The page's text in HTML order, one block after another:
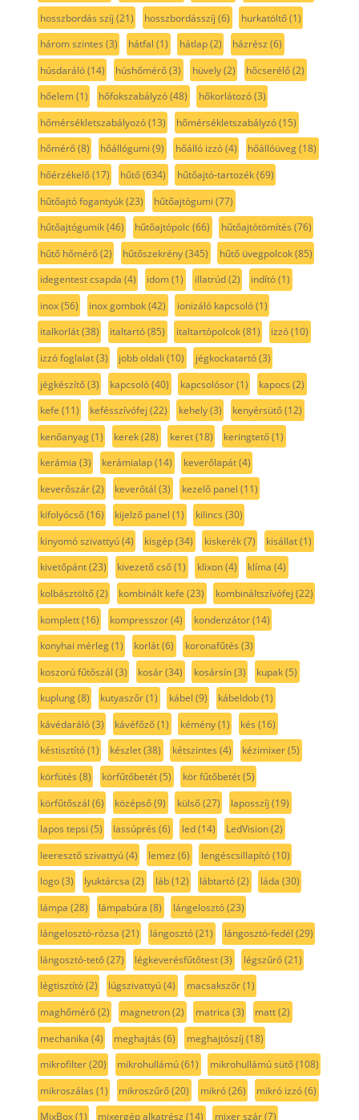
hosszbordás szíj (21) hosszbordásszíj (6) hurkatöltő(1)
három szintes (3) hátfal (1) hátlap(2) házrész (6)
húsdaráló(14) húshőmérő(3) hüvely(2) hőcserélő(2)
hőelem(1) hőfokszabályzó(48) hőkorlátozó(3)
hőmérsékletszabályozó(13) hőmérsékletszabályzó(15)
hőmérő(8) hőállógumi (9) hőálló izzó(4) hőállóüveg(18)
hőérzékelő(17) hűtő(634) hűtőajtó-tartozék(69)
hűtőajtó fogantyúk(23) hűtőajtógumi (77)
hűtőajtógumik(46) hűtőajtópolc(66) hűtőajtótömítés (76)
hűtő hőmérő(2) hűtőszekrény(345) hűtő üvegpolcok(85)
idegentest csapda (4) idom(1) illatrúd(2) indító(1)
inox(56) inox gombok(42) ionizáló kapcsoló(1)
italkorlát(38) italtartó(85) italtartópolcok(81) izzó(10)
izzó foglalat(3) jobb oldali (10) jégkockatartó(3)
jégkészítő(3) kapcsoló(40) kapcsolósor(1) kapocs (2)
kefe (11) kefésszívófej (22) kehely(3) kenyérsütő(12)
kenőanyag(1) kerek(28) keret(18) keringtető(1)
kerámia (3) kerámialap(14) keverőlapát(4)
keverőszár(2) keverőtál (3) kezelő panel (11)
kifolyócső(16) kijelző panel (1) kilincs (30)
kinyomó szivattyú(4) kisgép(34) kiskerék(7) kisállat(1)
kivetőpánt(23) kivezető cső(1) klixon(4) klíma (4)
kolbásztöltő(2) kombinált kefe (23) kombináltszívófej (22)
komplett(16) kompresszor(4) kondenzátor(14)
konyhai mérleg(1) korlát(6) koronafűtés (3)
koszorú fűtőszál (3) kosár(34) kosársín(3) kupak(5)
kuplung(8) kutyaszőr(1) kábel (9) kábeldob(1)
kávédaráló(3) kávéfőző(1) kémény(1) kés (16)
késtisztító(1) készlet(38) kétszintes (4) kézimixer(5)
körfütés (8) körfűtőbetét(5) kör fűtőbetét(5)
körfűtőszál (6) középső(9) külső(27) laposszíj (19)
lapos tepsi (5) lassúprés (6) led(14) LedVision(2)
leeresztő szivattyú(4) lemez (6) lengéscsillapító(10)
logo(3) lyuktárcsa (2) láb(12) lábtartó(2) láda (30)
lámpa (28) lámpabúra (8) lángelosztó(23)
lángelosztó-rózsa (21) lángosztó(21) lángosztó-fedél (29)
lángosztó-tető(27) légkeverésfűtőtest(3) légszűrő(21)
légtisztító(2) lúgszivattyú(4) macsakszőr(1)
maghőmérő(2) magnetron(2) matrica (3) matt(2)
mechanika (4) meghajtás (6) meghajtószíj (18)
mikrofilter(20) mikrohullámú(61) mikrohullámú sütő(108)
mikroszálas (1) mikroszűrő(20) mikró(26) mikró izzó(6)
MixBox(1) mixergép alkatrész (14) mixer szár(7)